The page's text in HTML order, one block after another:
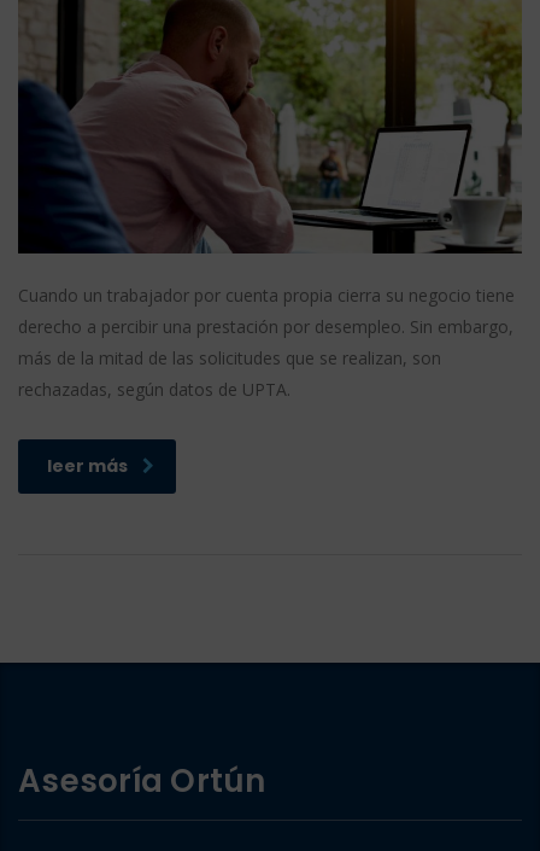
Cuando un trabajador por cuenta propia cierra su negocio tiene
derecho a percibir una prestación por desempleo. Sin embargo,
más de la mitad de las solicitudes que se realizan, son
rechazadas, según datos de UPTA.
leer más
Asesoría Ortún